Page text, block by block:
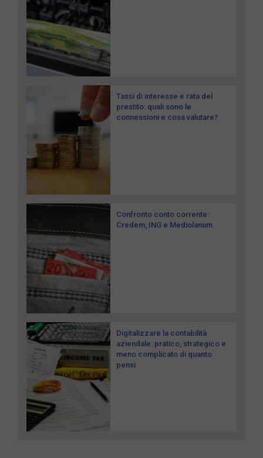
Tassi di interesse e rata del
prestito: quali sono le
connessioni e cosa valutare?
Confronto conto corrente:
Credem, ING e Mediolanum
Digitalizzare la contabilità
aziendale: pratico, strategico e
meno complicato di quanto
pensi